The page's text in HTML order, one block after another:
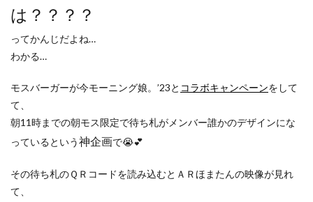
は？？？？
ってかんじだよね…
わかる…
モスバーガーが今モーニング娘。’23と コラボキャンペーンをして
て、
朝11時までの朝モス限定で待ち札がメンバー誰かのデザインにな
っているという神企画で😭💕
その待ち札のＱＲコードを読み込むとＡＲほまたんの映像が見れ
て、